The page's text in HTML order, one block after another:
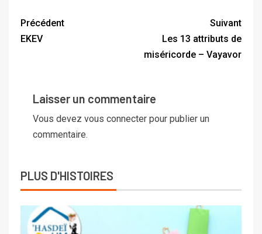
Précédent
EKEV
Suivant
Les 13 attributs de
miséricorde – Vayavor
Laisser un commentaire
Vous devez vous connecter pour publier un
commentaire.
PLUS D'HISTOIRES